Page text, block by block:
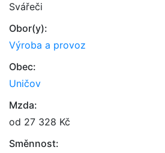
Svářeči
Obor(y):
Výroba a provoz
Obec:
Uničov
Mzda:
od 27 328 Kč
Směnnost: